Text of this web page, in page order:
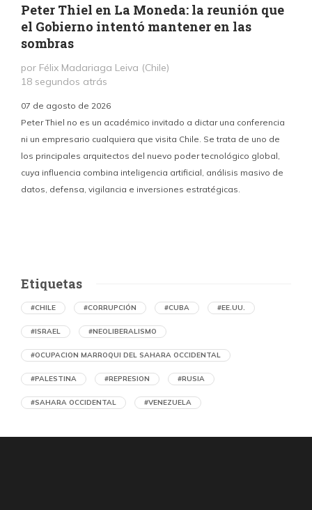
Peter Thiel en La Moneda: la reunión que
el Gobierno intentó mantener en las
sombras
por Félix Madariaga Leiva (Chile)
18 segundos atrás
07 de agosto de 2026
Peter Thiel no es un académico invitado a dictar una conferencia
ni un empresario cualquiera que visita Chile. Se trata de uno de
los principales arquitectos del nuevo poder tecnológico global,
cuya influencia combina inteligencia artificial, análisis masivo de
datos, defensa, vigilancia e inversiones estratégicas.
Denuncian en Chile una operación de
Etiquetas
#CHILE #CORRUPCIÓN #CUBA #EE.UU.
#ISRAEL #NEOLIBERALISMO
#OCUPACION MARROQUI DEL SAHARA OCCIDENTAL
#PALESTINA #REPRESION #RUSIA
#SAHARA OCCIDENTAL #VENEZUELA